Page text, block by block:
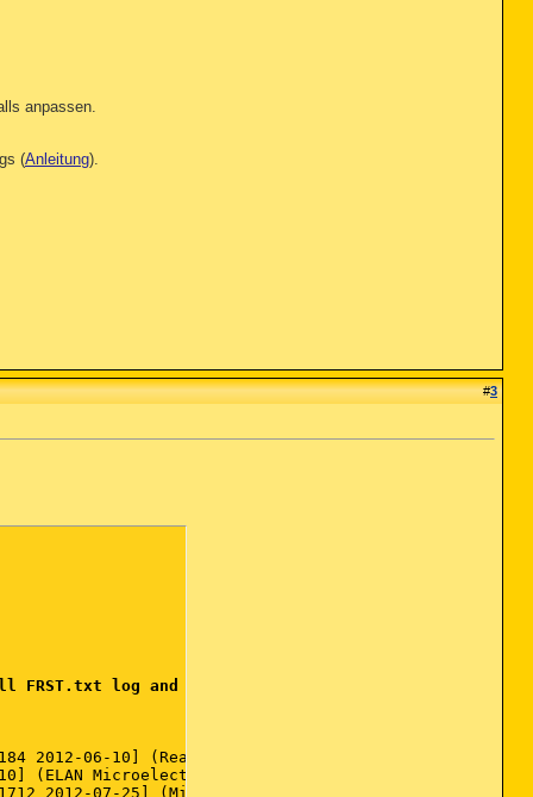
anpassen.
(Anleitung).
#3
full FRST.txt log and an extra Addition.txt log.